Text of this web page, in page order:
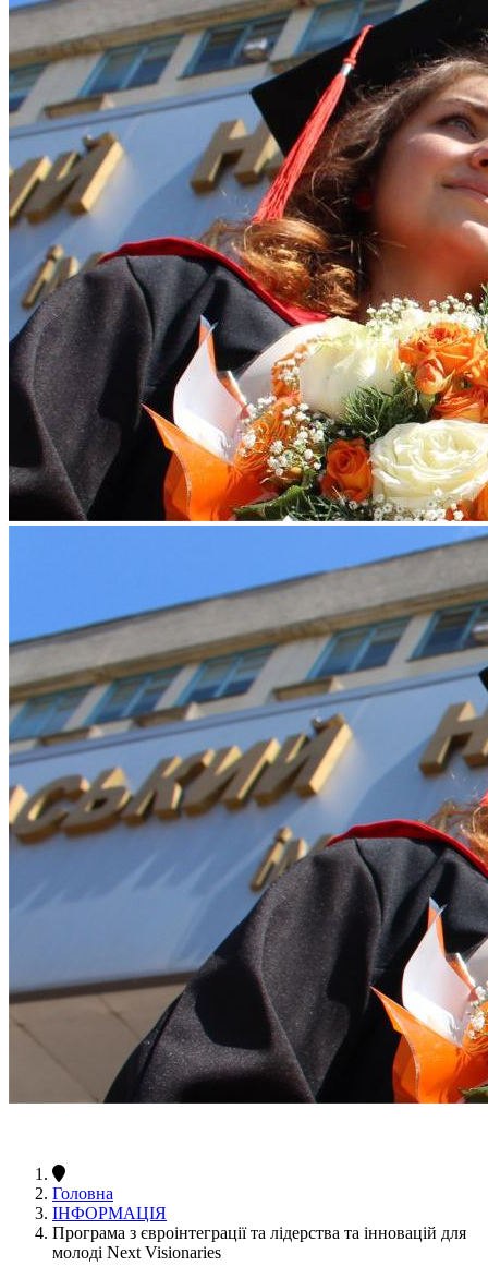
Головна
ІНФОРМАЦІЯ
Програма з євроінтеграції та лідерства та інновацій для
молоді Next Visionaries